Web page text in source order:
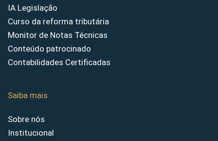
IA Legislação
Curso da reforma tributária
Monitor de Notas Técnicas
Conteúdo patrocinado
Contabilidades Certificadas
Saiba mais
Sobre nós
Institucional